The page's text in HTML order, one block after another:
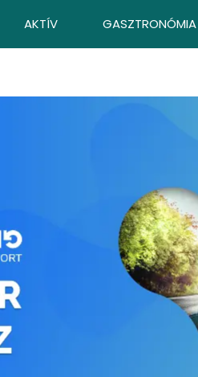
AKTÍV GASZTRONÓMIA